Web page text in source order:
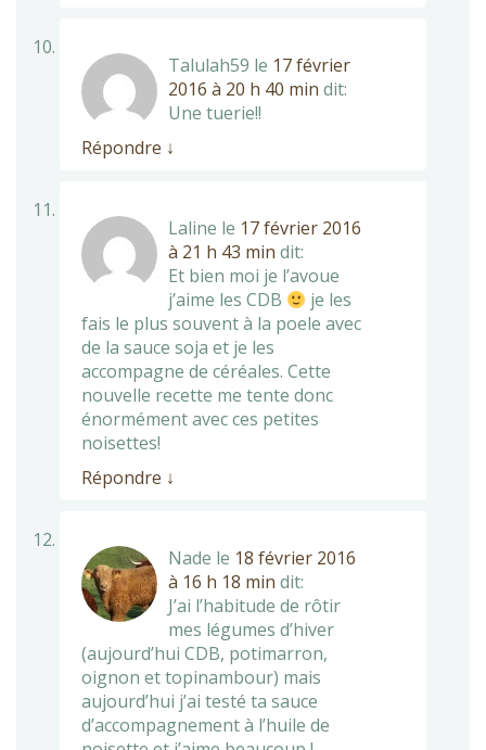
Talulah59 le 17 février
2016 à 20 h 40 min dit:
Une tuerie!!
Répondre ↓
Laline le 17 février 2016
à 21 h 43 min dit:
Et bien moi je l’avoue
j’aime les CDB
je les
fais le plus souvent à la poele avec
de la sauce soja et je les
accompagne de céréales. Cette
nouvelle recette me tente donc
énormément avec ces petites
noisettes!
Répondre ↓
Nade le 18 février 2016
à 16 h 18 min dit:
J’ai l’habitude de rôtir
mes légumes d’hiver
(aujourd’hui CDB, potimarron,
oignon et topinambour) mais
aujourd’hui j’ai testé ta sauce
d’accompagnement à l’huile de